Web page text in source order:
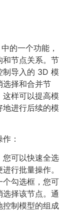
的一个功能，
节点关系。节
制导入的 3D 模
选择和合并节
这样可以提高模
进行后续的模
：
您可以快速全选
行批量操作。
个勾选框，您可
择该节点。通
控制模型的组成